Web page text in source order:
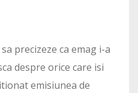
precizeze ca emag i-a
despre orice care isi
emisiunea de